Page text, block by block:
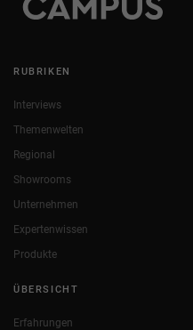
RUBRIKEN
Interviews
Themenwelten
Regional
Showrooms
Unternehmen
Expertenwissen
Produkte
ÜBERSICHT
Erfahrungen